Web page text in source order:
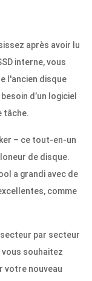
après avoir lu
interne, vous
l'ancien disque
d’un logiciel
tâche.
– ce tout-en-un
de disque.
a grandi avec de
comme
par secteur
vous souhaitez
votre nouveau